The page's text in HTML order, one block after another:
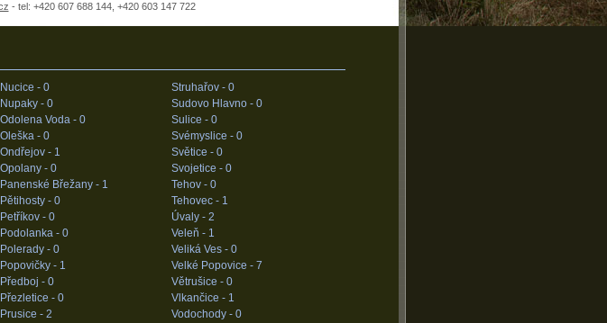
- tel: +420 607 688 144, +420 603 147 722
Nucice - 0
Nupaky - 0
Odolena Voda - 0
Oleška - 0
Ondřejov - 1
Opolany - 0
Panenské Břežany - 1
Pětihosty - 0
Petříkov - 0
Podolanka - 0
Polerady - 0
Popovičky - 1
Předboj - 0
Přezletice - 0
Prusice - 2
Struhařov - 0
Sudovo Hlavno - 0
Sulice - 0
Svémyslice - 0
Světice - 0
Svojetice - 0
Tehov - 0
Tehovec - 1
Úvaly - 2
Veleň - 1
Veliká Ves - 0
Velké Popovice - 7
Větrušice - 0
Vlkančice - 1
Vodochody - 0